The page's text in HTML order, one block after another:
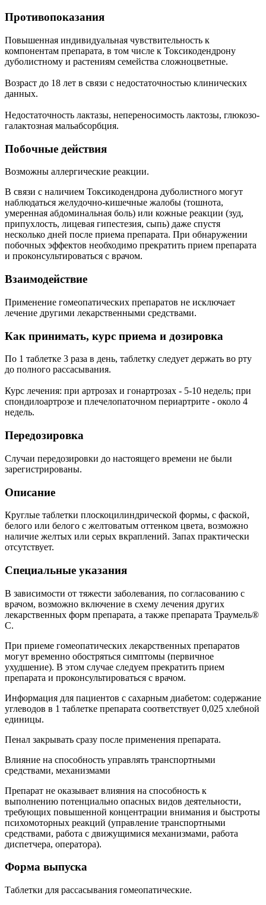
Противопоказания
Повышенная индивидуальная чувствительность к
компонентам препарата, в том числе к Токсикодендрону
дуболистному и растениям семейства сложноцветные.
Возраст до 18 лет в связи с недостаточностью клинических
данных.
Недостаточность лактазы, непереносимость лактозы, глюкозо-
галактозная мальабсорбция.
Побочные действия
Возможны аллергические реакции.
В связи с наличием Токсикодендрона дуболистного могут
наблюдаться желудочно-кишечные жалобы (тошнота,
умеренная абдоминальная боль) или кожные реакции (зуд,
припухлость, лицевая гипестезия, сыпь) даже спустя
несколько дней после приема препарата. При обнаружении
побочных эффектов необходимо прекратить прием препарата
и проконсультироваться с врачом.
Взаимодействие
Применение гомеопатических препаратов не исключает
лечение другими лекарственными средствами.
Как принимать, курс приема и дозировка
По 1 таблетке 3 раза в день, таблетку следует держать во рту
до полного рассасывания.
Курс лечения: при артрозах и гонартрозах - 5-10 недель; при
спондилоартрозе и плечелопаточном периартрите - около 4
недель.
Передозировка
Случаи передозировки до настоящего времени не были
зарегистрированы.
Описание
Круглые таблетки плоскоцилиндрической формы, с фаской,
белого или белого с желтоватым оттенком цвета, возможно
наличие желтых или серых вкраплений. Запах практически
отсутствует.
Специальные указания
В зависимости от тяжести заболевания, по согласованию с
врачом, возможно включение в схему лечения других
лекарственных форм препарата, а также препарата Траумель®
С.
При приеме гомеопатических лекарственных препаратов
могут временно обостряться симптомы (первичное
ухудшение). В этом случае следуем прекратить прием
препарата и проконсультироваться с врачом.
Информация для пациентов с сахарным диабетом: содержание
углеводов в 1 таблетке препарата соответствует 0,025 хлебной
единицы.
Пенал закрывать сразу после применения препарата.
Влияние на способность управлять транспортными
средствами, механизмами
Препарат не оказывает влияния на способность к
выполнению потенциально опасных видов деятельности,
требующих повышенной концентрации внимания и быстроты
психомоторных реакций (управление транспортными
средствами, работа с движущимися механизмами, работа
диспетчера, оператора).
Форма выпуска
Таблетки для рассасывания гомеопатические.